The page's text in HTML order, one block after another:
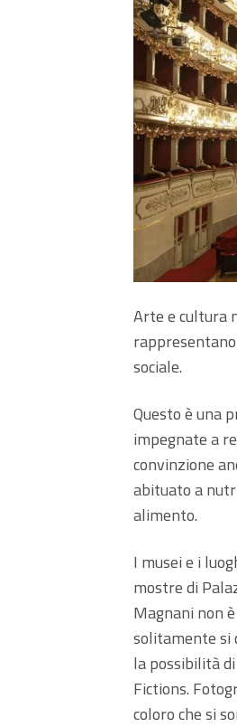
Arte e cultura
sociale.
Questo è una
impegnate a
convinzione
abituato a
alimento.
I musei e i
mostre di
Magnani non
solitamente si
la possibilità
Fictions.
coloro che si